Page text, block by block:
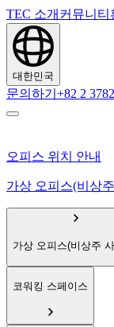
TEC 소개 커뮤니티
대한민국
문의하기 +82 2
오피스 위치 안내
가상 오피스(비상
가상 오피스(비상주
코워킹 스페이스